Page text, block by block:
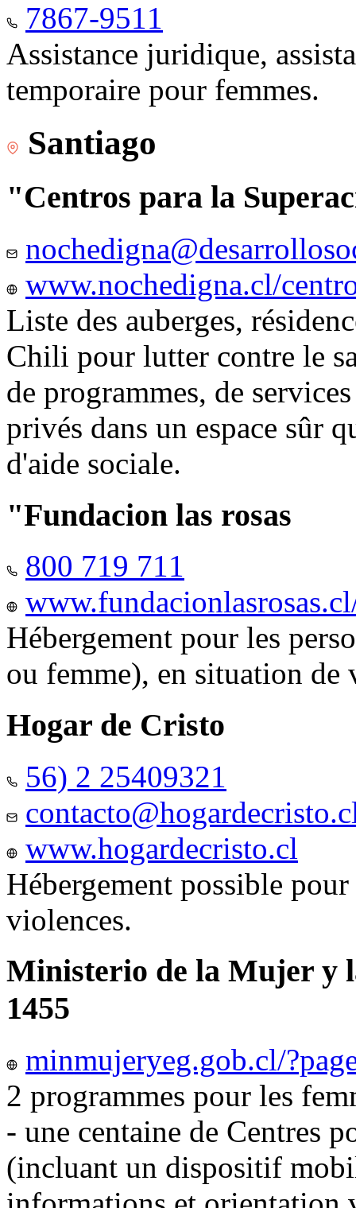
7867-9511
Assistance juridique,
temporaire pour femmes.
Santiago
"Centros para la
www.nochedigna.cl/
Liste des auberges,
Chili pour lutter contre le
de programmes, de
privés dans un espace sûr
d'aide sociale.
"Fundacion las rosas
800 719 711
Hébergement pour les
ou femme), en situation
Hogar de Cristo
56) 2 25409321
www.hogardecristo.cl
Hébergement possible
violences.
Ministerio de la Mujer y
1455
minmujeryeg.gob.cl/
2 programmes pour les
- une centaine de Centres
(incluant un dispositif